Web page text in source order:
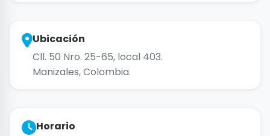
Ubicación
Cll. 50 Nro. 25-65, local 403.
Manizales, Colombia.
Horario